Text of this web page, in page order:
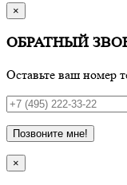
×
ОБРАТНЫЙ
Оставьте ваш номер
Позвоните мне!
×